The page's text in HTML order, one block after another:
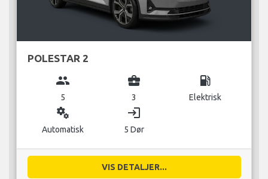
POLESTAR 2
group
5
business_center
3
local_gas_station
Elektrisk
miscellaneous_services
Automatisk
login
5 Dør
VIS DETALJER...